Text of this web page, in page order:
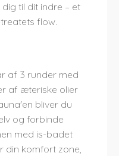
til dit indre – et
flow.
af 3 runder med
af æteriske olier
bliver du
og forbinde
med is-badet
din komfort zone,